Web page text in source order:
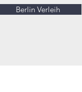
Berlin Verleih